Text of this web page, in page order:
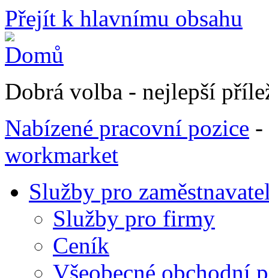
Přejít k hlavnímu obsahu
Dobrá volba - nejlepší
Nabízené pracovní pozice -
workmarket
Služby pro
Služby pro firmy
Ceník
Všeobecné obchodní